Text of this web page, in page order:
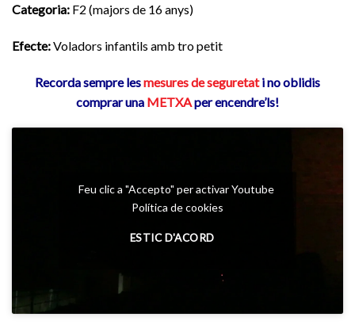
Categoria: F2 (majors de 16 anys)
Efecte:Voladors infantils amb tro petit
Recorda sempre lesmesures de seguretati no oblidis
comprar una METXAper encendre’ls!
Feu clic a "Accepto" per activar Youtube
Política de cookies
ESTIC D'ACORD